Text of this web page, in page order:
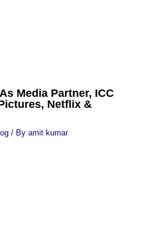
Media Partner, ICC
Netflix &
/ By amit kumar